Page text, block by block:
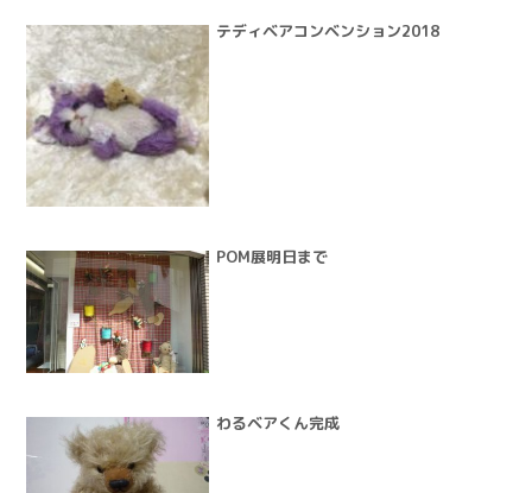
テディベアコンベンション2018
POM展明日まで
わるベアくん完成